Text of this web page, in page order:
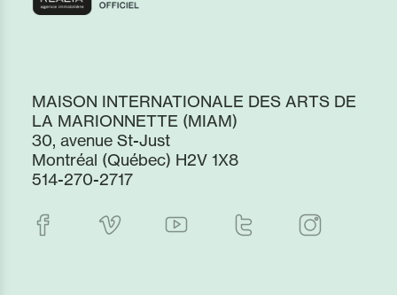
MAISON INTERNATIONALE DES ARTS DE
LA MARIONNETTE (MIAM)
30, avenue St-Just
Montréal (Québec) H2V 1X8
514-270-2717